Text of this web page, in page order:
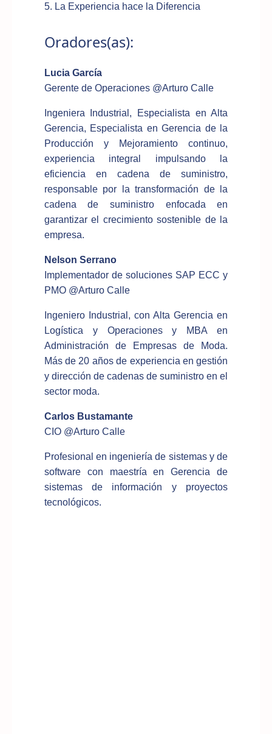
5. La Experiencia hace la Diferencia
Oradores(as):
Lucia García
Gerente de Operaciones @Arturo Calle
Ingeniera Industrial, Especialista en Alta
Gerencia, Especialista en Gerencia de la
Producción y Mejoramiento continuo,
experiencia integral impulsando la
eficiencia en cadena de suministro,
responsable por la transformación de la
cadena de suministro enfocada en
garantizar el crecimiento sostenible de la
empresa.
Nelson Serrano
Implementador de soluciones SAP ECC y
PMO @Arturo Calle
Ingeniero Industrial, con Alta Gerencia en
Logística y Operaciones y MBA en
Administración de Empresas de Moda.
Más de 20 años de experiencia en gestión
y dirección de cadenas de suministro en el
sector moda.
Carlos Bustamante
CIO @Arturo Calle
Profesional en ingeniería de sistemas y de
software con maestría en Gerencia de
sistemas de información y proyectos
tecnológicos.